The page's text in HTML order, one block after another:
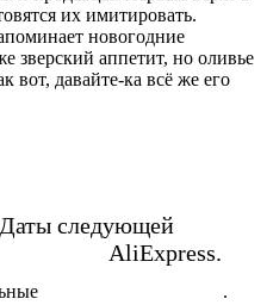
их имитировать.
новогодние
зверский аппетит, но оливье
вот, давайте-ка всё же его
Даты следующей
AliExpress.
.